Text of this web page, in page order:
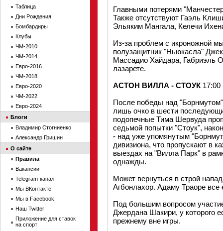
Главными потерями
Также отсутствуют Гаэль
Эльяким Мангала, Келечи
Из-за проблем с икроножной
полузащитник "Ньюкасла"
Массадио Хайдара, Габриэль
лазарете.
АСТОН ВИЛЛА - СТОУК 17:00
После победы над
лишь очко в шести
подопечные Тима Шервуда
седьмой попытки "Стоук",
- над уже упомянутым
дивизиона, что пропускают в
выездах на "Вилла Парк" в
однажды.
Может вернуться в строй
Агбонлахор. Адаму Траоре
Под большим вопросом
Джердана Шакири, у которого
прежнему вне игры.
Таблица
Дни Рождения
Бомбардиры
Клубы
ЧМ-2010
ЧМ-2014
Евро-2016
ЧМ-2018
Евро-2020
ЧМ-2022
Евро-2024
Блоги
Владимир Стогниенко
Александр Гришин
О сайте
Правила
Вакансии
Telegram-канал
Мы ВКонтакте
Мы в Facebook
Наш Twitter
Приложение для ставок
на спорт